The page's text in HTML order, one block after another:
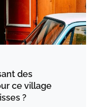
des
ce village
?